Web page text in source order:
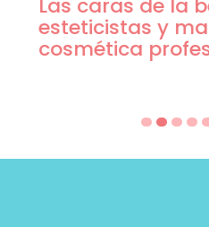
Las caras de la
esteticistas y
cosmética